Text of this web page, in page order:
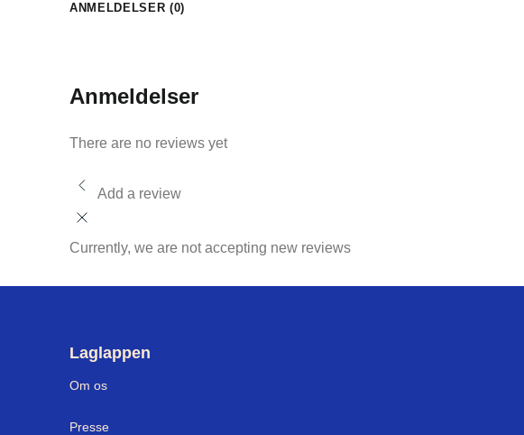
ANMELDELSER (0)
Anmeldelser
There are no reviews yet
Add a review
Currently, we are not accepting new reviews
Laglappen
Om os
Presse